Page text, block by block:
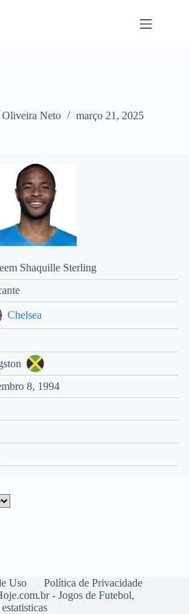
Oliveira Neto março 21, 2025
Shaquille Sterling
Chelsea
8, 1994
Uso
Política de Privacidade
- Jogos de Futebol,